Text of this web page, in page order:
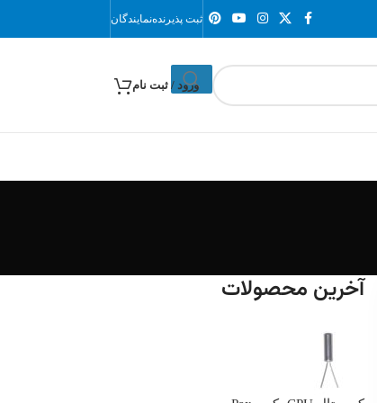
ثبت پذیرندهنمایندگان
ورود / ثبت نام
آخرین محصولات